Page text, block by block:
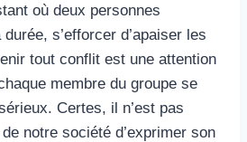
où deux personnes
s’efforcer d’apaiser les
tout conflit est une attention
membre du groupe se
Certes, il n’est pas
notre société d’exprimer son